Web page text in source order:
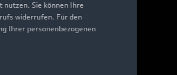
nutzen. Sie können Ihre
widerrufen. Für den
Ihrer personenbezogenen